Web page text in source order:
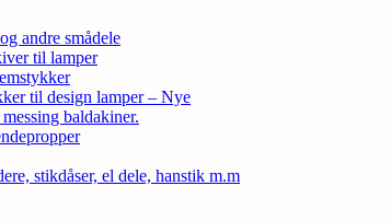
andre smådele
til lamper
til design lamper – Nye
baldakiner.
stikdåser, el dele, hanstik m.m